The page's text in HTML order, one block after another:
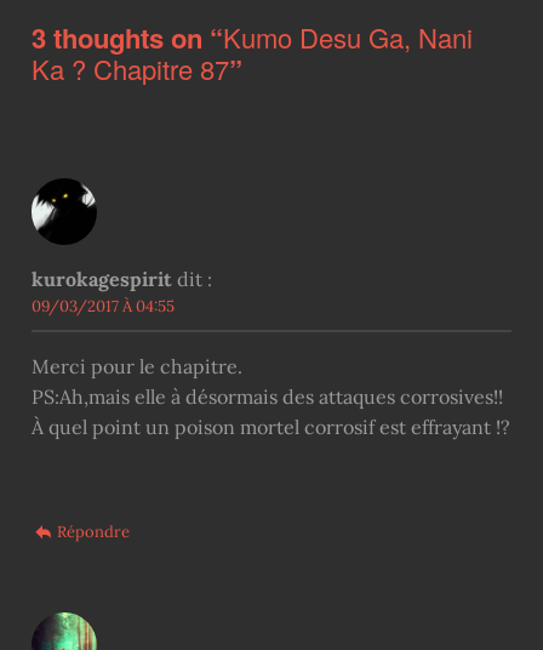
3 thoughts on “Kumo Desu Ga, Nani
Ka ? Chapitre 87”
kurokagespirit dit :
09/03/2017 À 04:55
Merci pour le chapitre.
PS:Ah,mais elle à désormais des attaques corrosives!!
À quel point un poison mortel corrosif est effrayant !?
Répondre